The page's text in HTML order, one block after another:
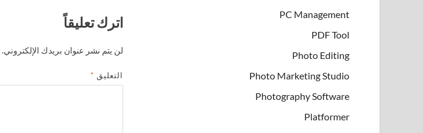
اترك تعليقاً
لن يتم نشر عنوان بريدك الإلكتروني.
التعليق *
PC Management
PDF Tool
Photo Editing
Photo Marketing Studio
Photography Software
Platformer